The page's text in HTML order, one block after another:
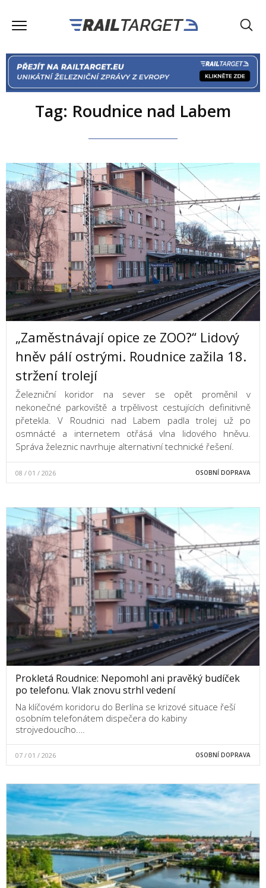
Tag: Roudnice nad Labem
„Zaměstnávají opice ze ZOO?“ Lidový
hněv pálí ostrými. Roudnice zažila 18.
stržení trolejí
Železniční koridor na sever se opět proměnil v
nekonečné parkoviště a trpělivost cestujících definitivně
přetekla. V Roudnici nad Labem padla trolej už po
osmnácté a internetem otřásá vlna lidového hněvu.
Správa železnic navrhuje alternativní technické řešení.
08 / 01 / 2026 OSOBNÍ DOPRAVA
Prokletá Roudnice: Nepomohl ani pravěký budíček
po telefonu. Vlak znovu strhl vedení
Na klíčovém koridoru do Berlína se krizové situace řeší
osobním telefonátem dispečera do kabiny
strojvedoucího.…
07 / 01 / 2026 OSOBNÍ DOPRAVA